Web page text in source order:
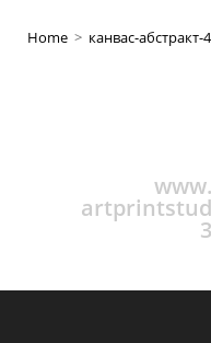
Home > канвас-абстракт-4